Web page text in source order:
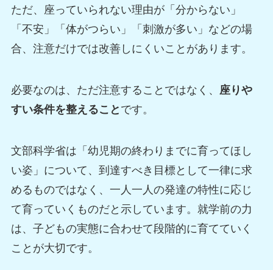
ただ、座っていられない理由が「分からない」
「不安」「体がつらい」「刺激が多い」などの場
合、注意だけでは改善しにくいことがあります。
必要なのは、ただ注意することではなく、
座りや
すい条件を整えること です。
文部科学省は「幼児期の終わりまでに育ってほし
い姿」について、到達すべき目標として一律に求
めるものではなく、一人一人の発達の特性に応じ
て育っていくものだと示しています。就学前の力
は、子どもの実態に合わせて段階的に育てていく
ことが大切です。